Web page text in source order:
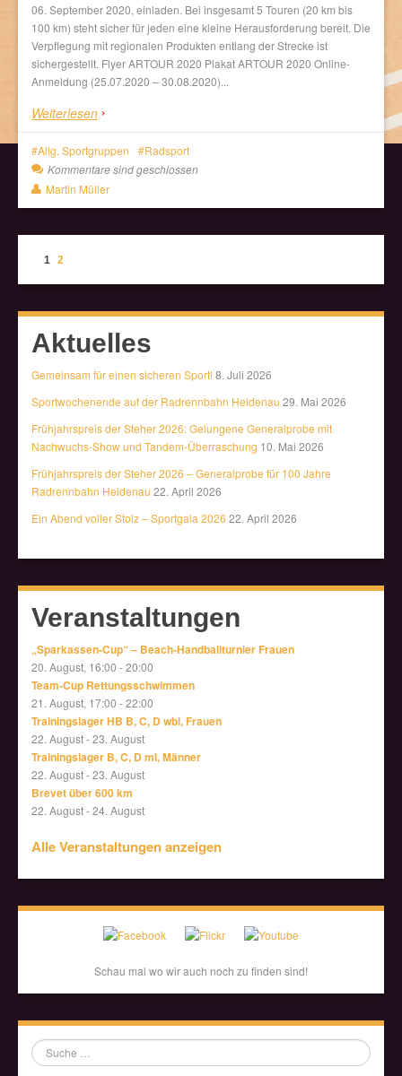
06. September 2020, einladen. Bei insgesamt 5 Touren (20 km bis
100 km) steht sicher für jeden eine kleine Herausforderung bereit. Die
Verpflegung mit regionalen Produkten entlang der Strecke ist
sichergestellt. Flyer ARTOUR 2020 Plakat ARTOUR 2020 Online-
Anmeldung (25.07.2020 – 30.08.2020)...
Weiterlesen
Allg. Sportgruppen
Radsport
Kommentare sind geschlossen
Martin Müller
1 2
Aktuelles
Gemeinsam für einen sicheren Sport!8. Juli 2026
Sportwochenende auf der Radrennbahn Heidenau 29. Mai 2026
Frühjahrspreis der Steher 2026: Gelungene Generalprobe mit
Nachwuchs-Show und Tandem-Überraschung 10. Mai 2026
Frühjahrspreis der Steher 2026 – Generalprobe für 100 Jahre
Radrennbahn Heidenau 22. April 2026
Ein Abend voller Stolz – Sportgala 2026 22. April 2026
Veranstaltungen
„Sparkassen-Cup“ – Beach-Handballturnier Frauen
20. August, 16:00 -20:00
Team-Cup Rettungsschwimmen
21. August, 17:00 -22:00
Trainingslager HB B, C, D wbl, Frauen
22. August-23. August
Trainingslager B, C, D ml, Männer
22. August-23. August
Brevet über 600 km
22. August-24. August
Alle Veranstaltungen anzeigen
Schau mal wo wir auch noch zu finden sind!
Suche